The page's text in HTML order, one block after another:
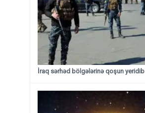
İraq sərhəd bölgələrinə qoşun yeridib